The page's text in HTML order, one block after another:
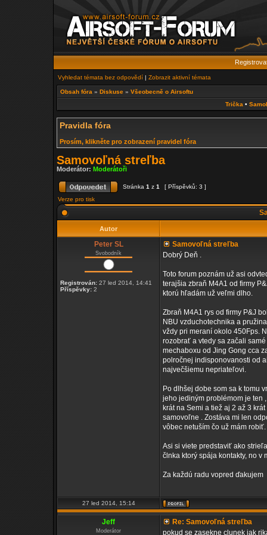
Vyhledat témata bez odpovědí | Zobrazit aktivní témata
Obsah fóra » Diskuse » Všeobecně o Airsoftu
Trička •
Pravidla fóra
Prosím, klikněte pro zobrazení pravidel fóra
Samovoľná streľba
Moderátor: Moderátoři
Stránka 1 z 1
[ Příspěvků: 3 ]
Verze pro tisk
Autor
Peter SL
Svobodník
Registrován: 27 led 2014, 14:41
Příspěvky: 2
Samovoľná streľba
Dobrý Deň .
Toto forum poznám už asi
terajšia zbraň M4A1 od firmy
ktorú hľadám už veľmi dlho.
Zbraň M4A1 rys od firmy P&J
NBU vzduchotechnika a
vždy pri meraní okolo 450Fps.
rozobrať a vtedy sa začali
mechaboxu od Jing Gong cca
polročnej indisponovanosti od
največšiemu nepriateľovi.
Po dlhšej dobe som sa k tomu
jeho jediným problémom je ten
krát na Semi a tiež aj 2 až 3
samovoľne . Zostáva mi len
vôbec netuším čo už mám robiť.
Asi si viete predstaviť ako
člnka ktorý spája kontakty, no
Za každú radu vopred ďakujem
27 led 2014, 15:14
Jeff
Moderátor
Re: Samovoľná streľba
pokud se zasekne clunek jak